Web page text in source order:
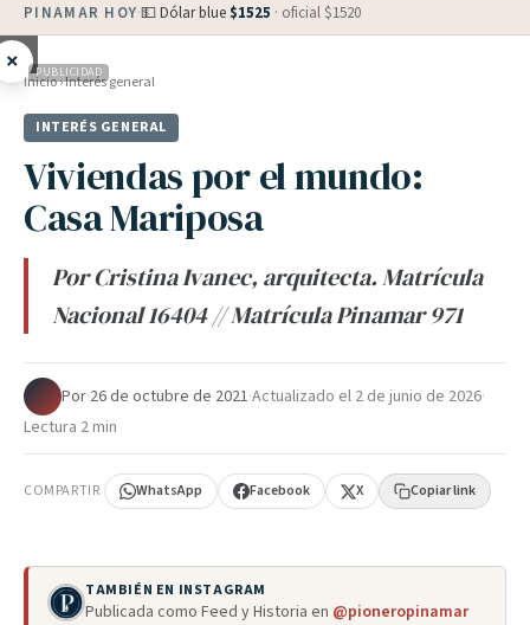
PINAMAR HOY·💵 Dólar blue $1525 · oficial $1520
× PUBLICIDAD
Inicio›Interés general
INTERÉS GENERAL
Viviendas por el mundo:
Casa Mariposa
Por Cristina Ivanec, arquitecta. Matrícula
Nacional 16404 // Matrícula Pinamar 971
Por·26 de octubre de 2021·Actualizado el 2 de junio de 2026·
Lectura 2 min
COMPARTIR WhatsApp Facebook X Copiar link
TAMBIÉN EN INSTAGRAM
Publicada como Feed y Historia en @pioneropinamar